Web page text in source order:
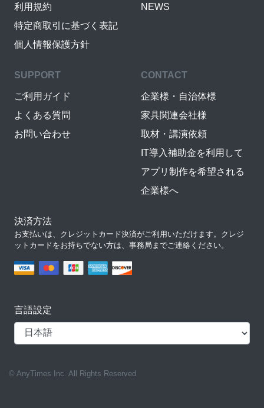
利用規約
特定商取引に基づく表記
個人情報保護方針
NEWS
SUPPORT
ご利用ガイド
よくある質問
お問い合わせ
CONTACT
企業様・自治体様
家具関連会社様
取材・講演依頼
IT導入補助金を利用して
アプリ制作を希望される
企業様へ
決済方法
お支払いは、クレジットカード決済がご利用いただけます。クレジ
ットカードをお持ちでない方は、事務局までご連絡ください。
言語設定
© AnyTimes Inc. All Rights Reserved